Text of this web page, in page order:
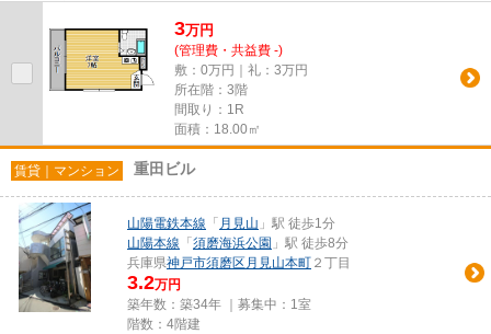
3万円
(管理費・共益費 -)
敷：0万円｜礼：3万円
所在階：3階
間取り：1R
面積：18.00㎡
賃貸｜マンション 重田ビル
山陽電鉄本線 「 月見山 」駅 徒歩1分
山陽本線 「 須磨海浜公園 」駅 徒歩8分
兵庫県神戸市須磨区 月見山本町 ２丁目
3.2万円
築年数：築34年 ｜募集中： 1室
階数：4階建